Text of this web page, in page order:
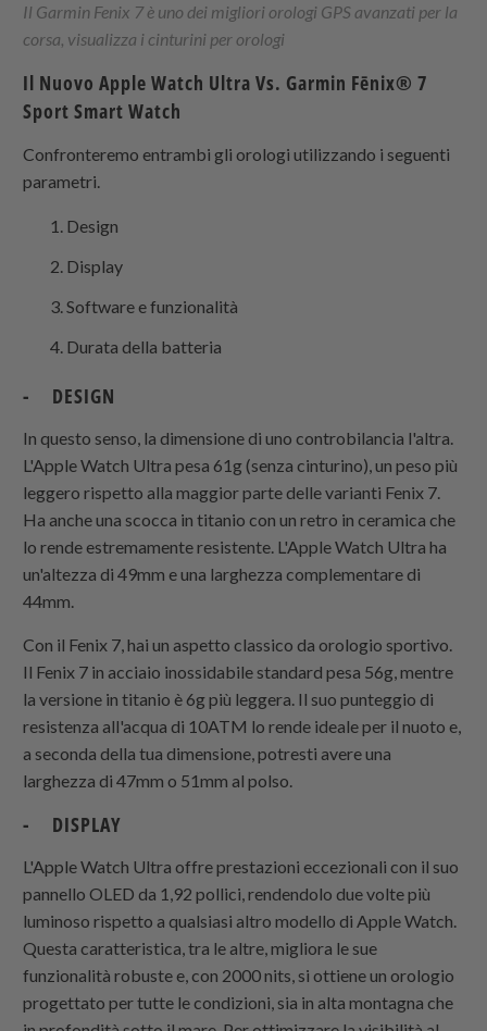
Il Garmin Fenix 7 è uno dei migliori orologi GPS avanzati per la
corsa, visualizza i cinturini per orologi
Il Nuovo Apple Watch Ultra Vs. Garmin Fēnix® 7
Sport Smart Watch
Confronteremo entrambi gli orologi utilizzando i seguenti
parametri.
Design
Display
Software e funzionalità
Durata della batteria
- DESIGN
In questo senso, la dimensione di uno controbilancia l'altra.
L'Apple Watch Ultra pesa 61g (senza cinturino), un peso più
leggero rispetto alla maggior parte delle varianti Fenix 7.
Ha anche una scocca in titanio con un retro in ceramica che
lo rende estremamente resistente. L'Apple Watch Ultra ha
un'altezza di 49mm e una larghezza complementare di
44mm.
Con il Fenix 7, hai un aspetto classico da orologio sportivo.
Il Fenix 7 in acciaio inossidabile standard pesa 56g, mentre
la versione in titanio è 6g più leggera. Il suo punteggio di
resistenza all'acqua di 10ATM lo rende ideale per il nuoto e,
a seconda della tua dimensione, potresti avere una
larghezza di 47mm o 51mm al polso.
- DISPLAY
L'Apple Watch Ultra offre prestazioni eccezionali con il suo
pannello OLED da 1,92 pollici, rendendolo due volte più
luminoso rispetto a qualsiasi altro modello di Apple Watch.
Questa caratteristica, tra le altre, migliora le sue
funzionalità robuste e, con 2000 nits, si ottiene un orologio
progettato per tutte le condizioni, sia in alta montagna che